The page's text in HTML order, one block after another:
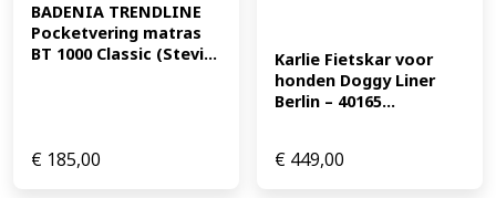
BADENIA TRENDLINE
Pocketvering matras
BT 1000 Classic (Stevi...
€ 185,00
Karlie Fietskar voor
honden Doggy Liner
Berlin – 40165...
€ 449,00